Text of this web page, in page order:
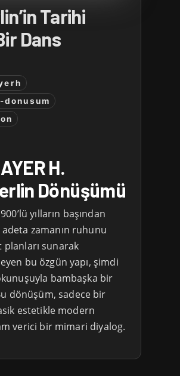
Tarihi
Dans
H.
Dönüşümü
yılların başından
zamanın ruhunu
planları sunarak
bu özgün yapı, şimdi
bambaşka bir
dönüşüm, sadece bir
estetikle modern
verici bir mimari diyalog.